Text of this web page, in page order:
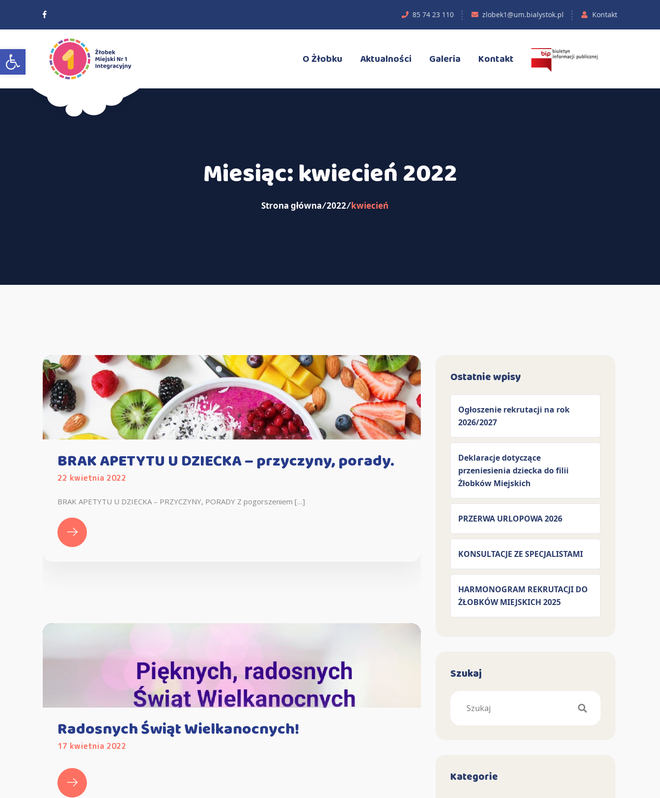
Otwórz pasek narzędzi
85 74 23 110 zlobek1@um.bialystok.pl Kontakt
O Żłobku Aktualności Galeria Kontakt
Miesiąc:kwiecień 2022
Strona główna⁄2022⁄kwiecień
BRAK APETYTU U DZIECKA – przyczyny, porady.
22 kwietnia 2022
BRAK APETYTU U DZIECKA – PRZYCZYNY, PORADY Z pogorszeniem […]
Radosnych Świąt Wielkanocnych!
17 kwietnia 2022
Ostatnie wpisy
Ogłoszenie rekrutacji na rok
2026/2027
Deklaracje dotyczące
przeniesienia dziecka do filii
Żłobków Miejskich
PRZERWA URLOPOWA 2026
KONSULTACJE ZE SPECJALISTAMI
HARMONOGRAM REKRUTACJI DO
ŻŁOBKÓW MIEJSKICH 2025
Szukaj
Kategorie